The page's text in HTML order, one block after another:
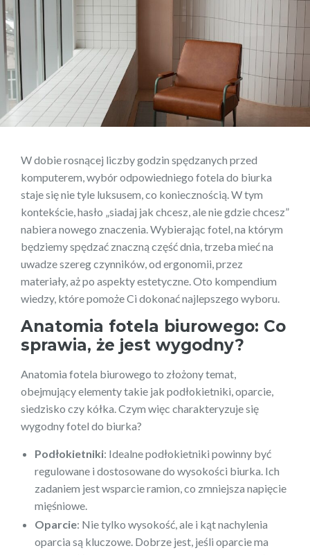
W dobie rosnącej liczby godzin spędzanych przed
komputerem, wybór odpowiedniego fotela do biurka
staje się nie tyle luksusem, co koniecznością. W tym
kontekście, hasło „siadaj jak chcesz, ale nie gdzie chcesz”
nabiera nowego znaczenia. Wybierając fotel, na którym
będziemy spędzać znaczną część dnia, trzeba mieć na
uwadze szereg czynników, od ergonomii, przez
materiały, aż po aspekty estetyczne. Oto kompendium
wiedzy, które pomoże Ci dokonać najlepszego wyboru.
Anatomia fotela biurowego: Co
sprawia, że jest wygodny?
Anatomia fotela biurowego to złożony temat,
obejmujący elementy takie jak podłokietniki, oparcie,
siedzisko czy kółka. Czym więc charakteryzuje się
wygodny fotel do biurka?
Podłokietniki: Idealne podłokietniki powinny być
regulowane i dostosowane do wysokości biurka. Ich
zadaniem jest wsparcie ramion, co zmniejsza napięcie
mięśniowe.
Oparcie: Nie tylko wysokość, ale i kąt nachylenia
oparcia są kluczowe. Dobrze jest, jeśli oparcie ma